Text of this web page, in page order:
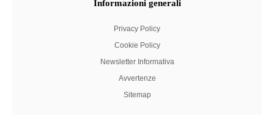
Informazioni generali
Privacy Policy
Cookie Policy
Newsletter Informativa
Avvertenze
Sitemap